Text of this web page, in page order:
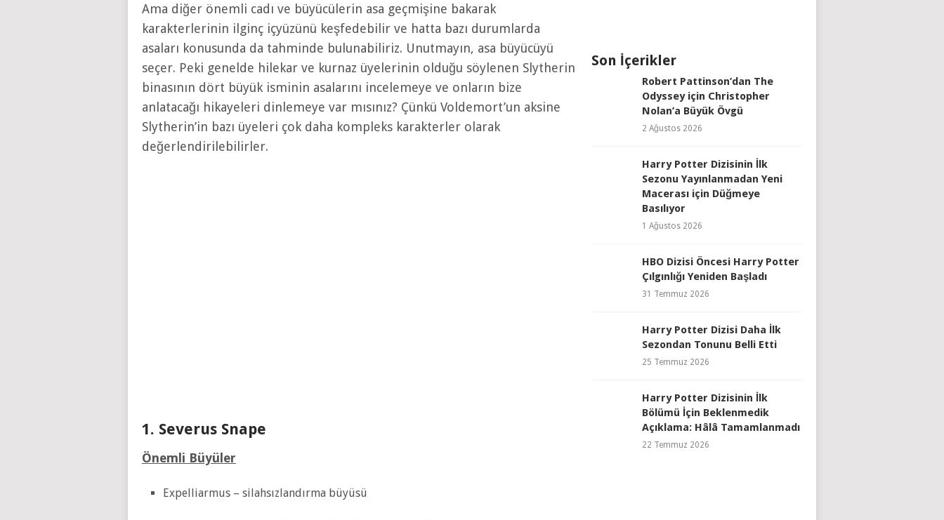
Ama diğer önemli cadı ve büyücülerin asa geçmişine bakarak
karakterlerinin ilginç içyüzünü keşfedebilir ve hatta bazı durumlarda
asaları konusunda da tahminde bulunabiliriz. Unutmayın, asa büyücüyü
seçer. Peki genelde hilekar ve kurnaz üyelerinin olduğu söylenen Slytherin
binasının dört büyük isminin asalarını incelemeye ve onların bize
anlatacağı hikayeleri dinlemeye var mısınız? Çünkü Voldemort’un aksine
Slytherin’in bazı üyeleri çok daha kompleks karakterler olarak
değerlendirilebilirler.
1. Severus Snape
Önemli Büyüler
Expelliarmus – silahsızlandırma büyüsü
Son İçerikler
Robert Pattinson’dan The
Odyssey için Christopher
Nolan’a Büyük Övgü
2 Ağustos 2026
Harry Potter Dizisinin İlk
Sezonu Yayınlanmadan Yeni
Macerası için Düğmeye
Basılıyor
1 Ağustos 2026
HBO Dizisi Öncesi Harry Potter
Çılgınlığı Yeniden Başladı
31 Temmuz 2026
Harry Potter Dizisi Daha İlk
Sezondan Tonunu Belli Etti
25 Temmuz 2026
Harry Potter Dizisinin İlk
Bölümü İçin Beklenmedik
Açıklama: Hâlâ Tamamlanmadı
22 Temmuz 2026